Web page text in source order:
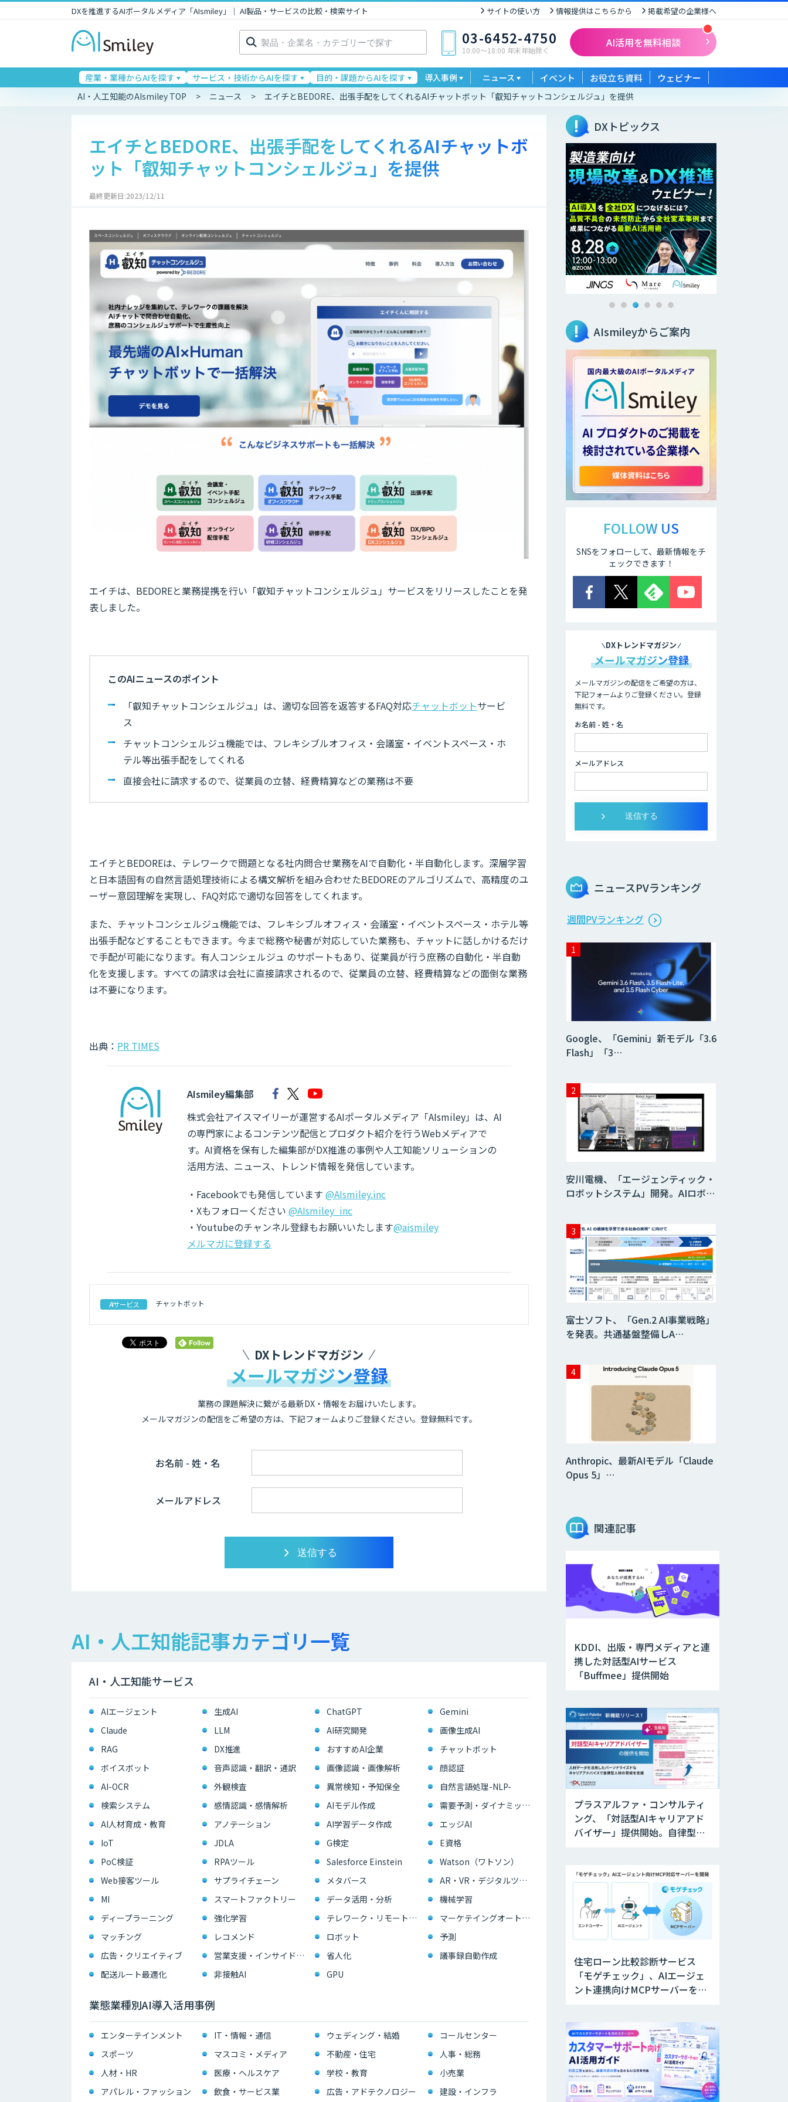
DXを推進するAIポータルメディア「AIsmiley」｜ AI製品・サービスの比較・検索サイト サイトの使い方 情報提供はこちらから 掲載希望の企業様へ
検
索: 03-6452-4750
10:00〜18:00 年末年始除く
AI活用を無料相談
産業・業種からAIを探す サービス・技術からAIを探す 目的・課題からAIを探す 導入事例 ニュース イベント お役立ち資料 ウェビナー
AI・人工知能のAIsmiley TOP ニュース エイチとBEDORE、出張手配をしてくれるAIチャットボット「叡知チャットコンシェルジュ」を提供
エイチとBEDORE、出張手配をしてくれるAIチャットボ
ット「叡知チャットコンシェルジュ」を提供
最終更新日:2023/12/11
エイチは、BEDOREと業務提携を行い「叡知チャットコンシェルジュ」サービスをリリースしたことを発
表しました。
このAIニュースのポイント
「叡知チャットコンシェルジュ」は、適切な回答を返答するFAQ対応チャットボットサービ
ス
チャットコンシェルジュ機能では、フレキシブルオフィス・会議室・イベントスペース・ホ
テル等出張手配をしてくれる
直接会社に請求するので、従業員の立替、経費精算などの業務は不要
エイチとBEDOREは、テレワークで問題となる社内問合せ業務をAIで自動化・半自動化します。深層学習
と日本語固有の自然言語処理技術による構文解析を組み合わせたBEDOREのアルゴリズムで、高精度のユ
ーザー意図理解を実現し、FAQ対応で適切な回答をしてくれます。
また、チャットコンシェルジュ機能では、フレキシブルオフィス・会議室・イベントスペース・ホテル等
出張手配などすることもできます。今まで総務や秘書が対応していた業務も、チャットに話しかけるだけ
で手配が可能になります。有人コンシェルジュ のサポートもあり、従業員が行う庶務の自動化・半自動
化を支援します。すべての請求は会社に直接請求されるので、従業員の立替、経費精算などの面倒な業務
は不要になります。
出典： PR TIMES
AIsmiley編集部
株式会社アイスマイリーが運営するAIポータルメディア「AIsmiley」は、AI
の専門家によるコンテンツ配信とプロダクト紹介を行うWebメディアで
す。AI資格を保有した編集部がDX推進の事例や人工知能ソリューションの
活用方法、ニュース、トレンド情報を発信しています。
・Facebookでも発信しています @AIsmiley.inc
・Xもフォローください @AIsmiley_inc
・Youtubeのチャンネル登録もお願いいたします@aismiley
メルマガに登録する
AIサービス チャットボット
DXトレンドマガジン
メールマガジン登録
業務の課題解決に繋がる最新DX・情報をお届けいたします。
メールマガジンの配信をご希望の方は、下記フォームよりご登録ください。登録無料です。
お名前 - 姓・名
メールアドレス
AI・人工知能記事カテゴリ一覧
AI・人工知能サービス
AIエージェント 生成AI ChatGPT
Gemini
Claude
LLM AI研究開発
画像生成AI
RAG
DX推進 おすすめAI企業
チャットボット
ボイスボット
音声認識・翻訳・通訳 画像認識・画像解析
顔認証
AI-OCR
外観検査 異常検知・予知保全
自然言語処理-NLP-
検索システム
感情認識・感情解析 AIモデル作成
需要予測・ダイナミックプライシング
AI人材育成・教育
アノテーション AI学習データ作成
エッジAI
IoT
JDLA G検定
E資格
PoC検証
RPAツール Salesforce Einstein
Watson（ワトソン）
Web接客ツール
サプライチェーン メタバース
AR・VR・デジタルツイン
MI
スマートファクトリー データ活用・分析
機械学習
ディープラーニング
強化学習 テレワーク・リモートワーク
マーケテイングオートメーション・MAツール
マッチング
レコメンド ロボット
予測
広告・クリエイティブ
営業支援・インサイドセールス 省人化
議事録自動作成
配送ルート最適化
非接触AI GPU
業態業種別AI導入活用事例
エンターテインメント IT・情報・通信 ウェディング・結婚
コールセンター
スポーツ
マスコミ・メディア 不動産・住宅
人事・総務
人材・HR
医療・ヘルスケア 学校・教育
小売業
アパレル・ファッション
飲食・サービス業 広告・アドテクノロジー 建設・インフラ
DXトピックス
AIsmileyからご案内
FOLLOW US
SNSをフォローして、最新情報をチ
ェックできます！
DXトレンドマガジン
メールマガジン登録
メールマガジンの配信をご希望の方は、
下記フォームよりご登録ください。登録
無料です。
お名前 - 姓・名
メールアドレス
ニュースPVランキング
週間PVランキング
Google、「Gemini」新モデル「3.6
Flash」「3…
安川電機、「エージェンティック・
ロボットシステム」開発。AIロボ…
富士ソフト、「Gen.2 AI事業戦略」
を発表。共通基盤整備しA…
Anthropic、最新AIモデル「Claude
Opus 5」…
関連記事
KDDI、出版・専門メディアと連
携した対話型AIサービス
「Buffmee」提供開始
プラスアルファ・コンサルティ
ング、「対話型AIキャリアアド
バイザー」提供開始。自律型人
住宅ローン比較診断サービス
「モゲチェック」、AIエージェ
ント連携向けMCPサーバーを公